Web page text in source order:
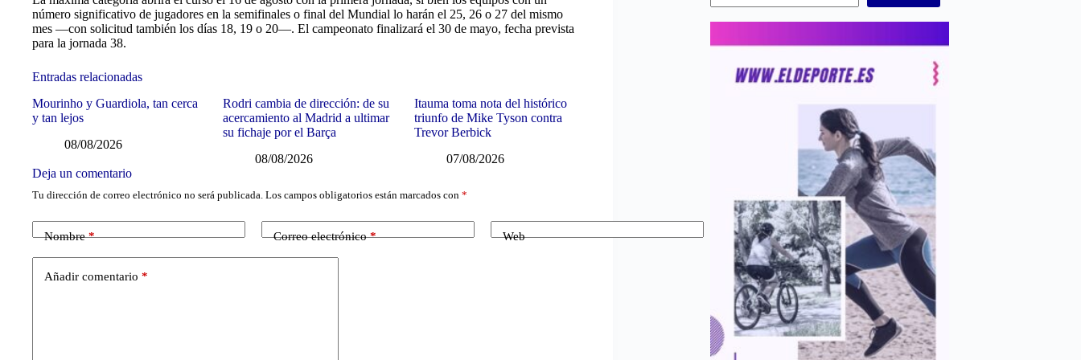
número significativo de jugadores en la semifinales o final del Mundial lo harán el 25, 26 o 27 del mismo
mes —con solicitud también los días 18, 19 o 20—. El campeonato finalizará el 30 de mayo, fecha prevista
para la jornada 38.
Entradas relacionadas
Mourinho y Guardiola, tan cerca
y tan lejos
08/08/2026
Rodri cambia de dirección: de su
acercamiento al Madrid a ultimar
su fichaje por el Barça
08/08/2026
Itauma toma nota del histórico
triunfo de Mike Tyson contra
Trevor Berbick
07/08/2026
Deja un comentario
Tu dirección de correo electrónico no será publicada. Los campos obligatorios están marcados con *
Nombre* Correo electrónico* Web
Añadir comentario *